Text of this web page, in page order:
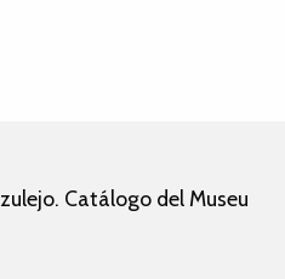
Catálogo del Museu